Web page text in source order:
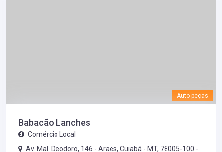
Auto peças
Babacão Lanches
Comércio Local
Av. Mal. Deodoro, 146 - Araes, Cuiabá - MT, 78005-100 -